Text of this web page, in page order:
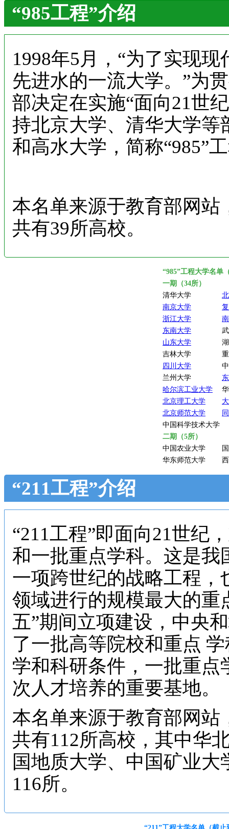
“985工程”介绍
1998年5月，“为了实现
先进水的一流大学。”为
部决定在实施“面向21世
持北京大学、清华大学
和高水大学，简称“985”
本名单来源于教育部网站
共有39所高校。
“985”工程大学名单
一期（34所）
清华大学
南京大学
浙江大学
东南大学
山东大学
吉林大学
四川大学
兰州大学
哈尔滨工业大学
北京理工大学
北京师范大学
中国科学技术大学
二期（5所）
中国农业大学
华东师范大学
“211工程”介绍
“211工程”即面向21世纪
和一批重点学科。这是
一项跨世纪的战略工程
领域进行的规模最大的重
五”期间立项建设，中央
了一批高等院校和重点
学和科研条件，一批重
次人才培养的重要基地。
本名单来源于教育部网站
共有112所高校，其中华
国地质大学、中国矿业
116所。